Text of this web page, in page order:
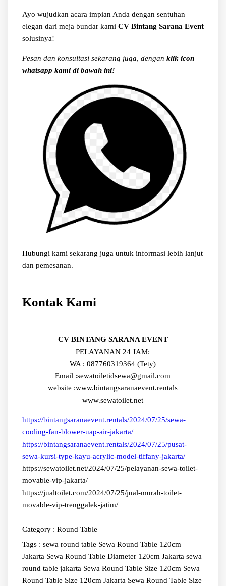
Ayo wujudkan acara impian Anda dengan sentuhan
elegan dari meja bundar kami CV Bintang Sarana Event
solusinya!
Pesan dan konsultasi sekarang juga, dengan klik icon
whatsapp kami di bawah ini!
Hubungi kami sekarang juga untuk informasi lebih lanjut
dan pemesanan.
Kontak Kami
CV BINTANG SARANA EVENT
PELAYANAN 24 JAM:
WA : 087760319364 (Tety)
Email :sewatoiletidsewa@gmail.com
website :www.bintangsaranaevent.rentals
www.sewatoilet.net
https://bintangsaranaevent.rentals/2024/07/25/sewa-
cooling-fan-blower-uap-air-jakarta/
https://bintangsaranaevent.rentals/2024/07/25/pusat-
sewa-kursi-type-kayu-acrylic-model-tiffany-jakarta/
https://sewatoilet.net/2024/07/25/pelayanan-sewa-toilet-
movable-vip-jakarta/
https://jualtoilet.com/2024/07/25/jual-murah-toilet-
movable-vip-trenggalek-jatim/
Category : Round Table
Tags : sewa round table Sewa Round Table 120cm
Jakarta Sewa Round Table Diameter 120cm Jakarta sewa
round table jakarta Sewa Round Table Size 120cm Sewa
Round Table Size 120cm Jakarta Sewa Round Table Size